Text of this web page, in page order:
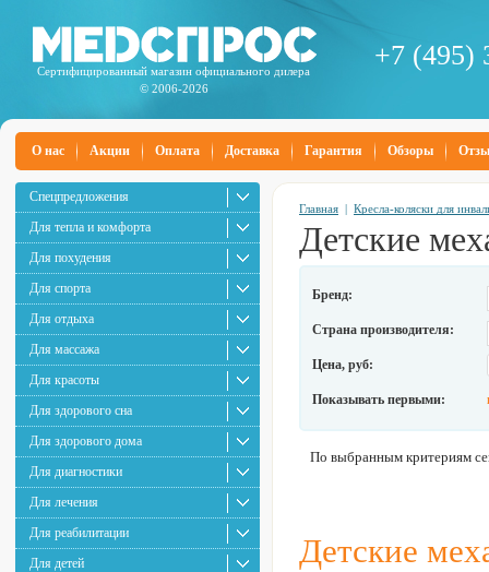
Сертифицированный магазин официального дилера
© 2006-2026
+7 (495)
О нас Акции Оплата Доставка Гарантия Обзоры
Спецпредложения
Для тепла и комфорта
Для похудения
Для спорта
Для отдыха
Для массажа
Для красоты
Для здорового сна
Для здорового дома
Для диагностики
Для лечения
Для реабилитации
Для детей
Главная | Кресла-коляски для
Детские
Бренд:
Страна производителя:
Цена, руб:
Показывать первыми:
По выбранным критериям
Детские